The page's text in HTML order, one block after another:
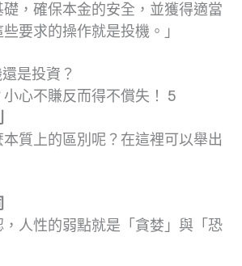
，確保本金的安全，並獲得適當
要求的操作就是投機。」
心不賺反而得不償失！ 5
質上的區別呢？在這裡可以舉出
人性的弱點就是「貪婪」與「恐